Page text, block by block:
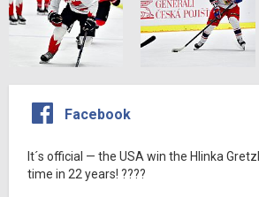
Facebook
It´s official — the USA win the Hlinka
time in 22 years! ????